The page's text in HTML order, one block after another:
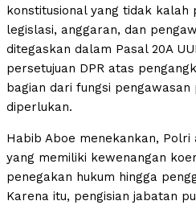
konstitusional yang tidak kalah
legislasi, anggaran, dan
ditegaskan dalam Pasal 20A
persetujuan DPR atas
bagian dari fungsi
diperlukan.
Habib Aboe menekankan, Polri
yang memiliki kewenangan
penegakan hukum hingga
Karena itu, pengisian jabatan